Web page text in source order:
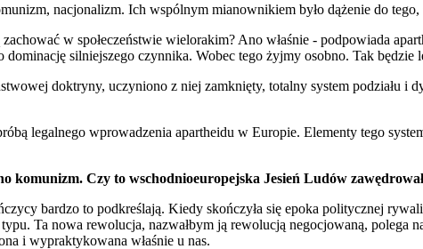
nacjonalizm. Ich wspólnym mianownikiem było dążenie do tego,
w społeczeństwie wielorakim? Ano właśnie - podpowiada
silniejszego czynnika. Wobec tego żyjmy osobno. Tak będzie
doktryny, uczyniono z niej zamknięty, totalny system podziału i
legalnego wprowadzenia apartheidu w Europie. Elementy tego
Czy to wschodnioeuropejska Jesień Ludów
bardzo to podkreślają. Kiedy skończyła się epoka politycznej
Ta nowa rewolucja, nazwałbym ją rewolucją negocjowaną, polega
i wypraktykowana właśnie u nas.